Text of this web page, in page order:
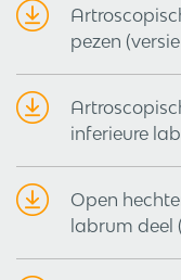
pezen
inferieure
Open
labrum deel